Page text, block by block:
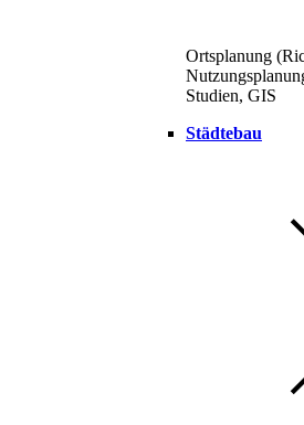
Ortsplanung
Studien, GIS
Städtebau